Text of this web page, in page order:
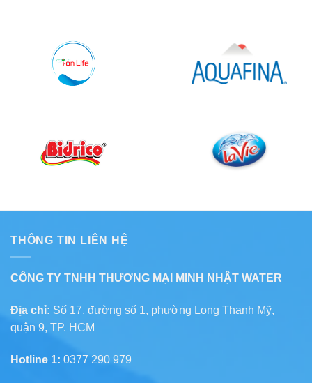
THÔNG TIN LIÊN HỆ
CÔNG TY TNHH THƯƠNG MẠI MINH NHẬT WATER
Địa chỉ: Số 17, đường số 1, phường Long Thạnh Mỹ,
quận 9, TP. HCM
Hotline 1: 0377 290 979